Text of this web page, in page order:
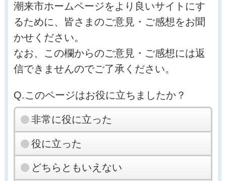
潮来市ホームページをより良いサイトにす
るために、皆さまのご意見・ご感想をお聞
かせください。
なお、この欄からのご意見・ご感想には返
信できませんのでご了承ください。
Q.このページはお役に立ちましたか？
非常に役に立った
役に立った
どちらともいえない